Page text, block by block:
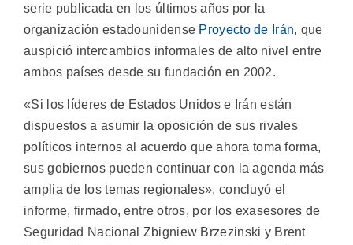
serie publicada en los últimos años por la
organización estadounidense Proyecto de Irán, que
auspició intercambios informales de alto nivel entre
ambos países desde su fundación en 2002.
«Si los líderes de Estados Unidos e Irán están
dispuestos a asumir la oposición de sus rivales
políticos internos al acuerdo que ahora toma forma,
sus gobiernos pueden continuar con la agenda más
amplia de los temas regionales», concluyó el
informe, firmado, entre otros, por los exasesores de
Seguridad Nacional Zbigniew Brzezinski y Brent